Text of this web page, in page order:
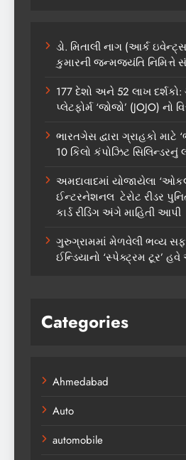
ડો. મિતાલી નાગ (આર્ક ઇવેન્ટ્સ)
કુમારની જન્મજયંતિ નિમિત્તે
177 દેશો અને 52 લાખ દર્શકો:
પ્લેટફોર્મ ‘જોજો’ (JOJO) નો
ભારતગેસ દ્વારા ગ્રાહકો માટે
10 કિલો કંપોઝિટ સિલિન્ડરનું
અમદાવાદમાં યોજાયેલા
ઈન્ટરનેશનલ ટેરોટ રીડર
કાર્ડ રીડિંગ અંગે માહિતી આપી
ગુરુગ્રામમાં મેળવેલી ભવ્ય
ઈન્ડિયાનો ‘સ્પેક્ટ્રમ ટૂર’
Categories
Ahmedabad
Auto
automobile